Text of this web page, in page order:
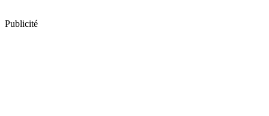
Publicité